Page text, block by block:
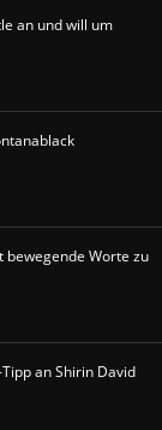
an und will um
bewegende Worte zu
an Shirin David